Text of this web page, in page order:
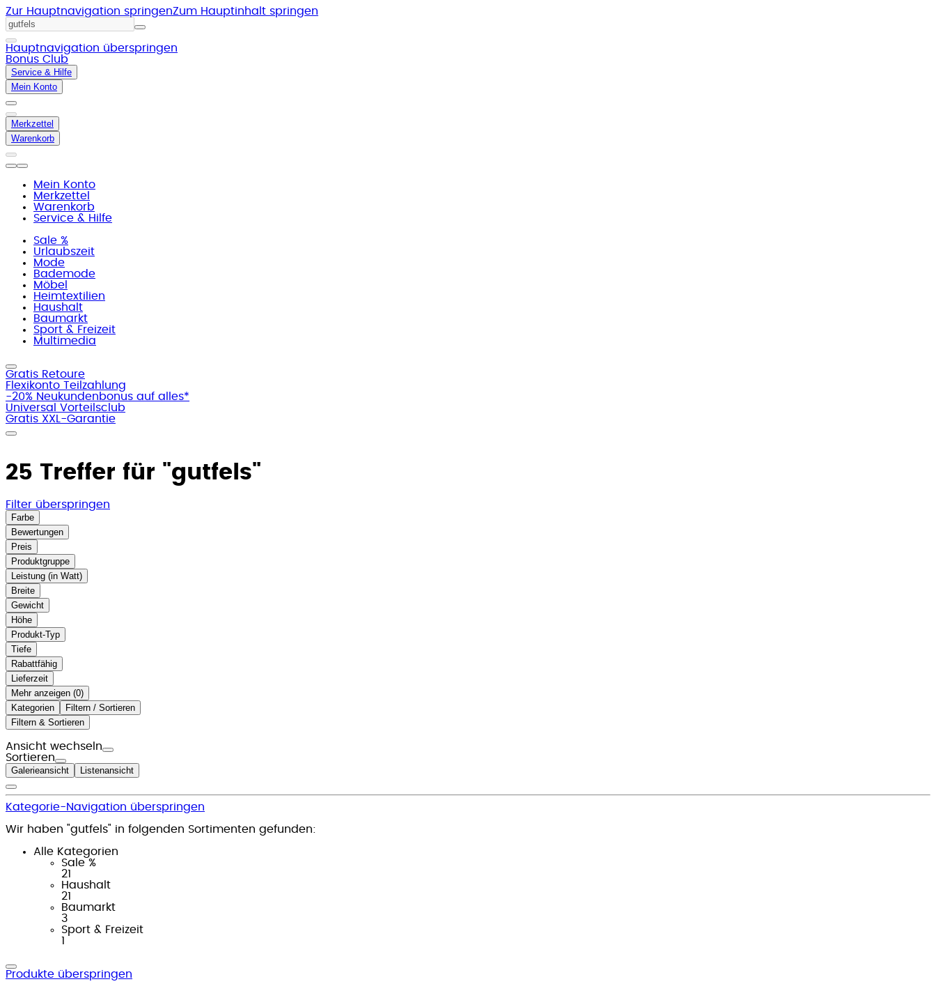
Zur Hauptnavigation springenZum Hauptinhalt springen
Hauptnavigation überspringen
Bonus Club
Service & Hilfe
Mein Konto
Merkzettel
Warenkorb
Mein Konto
Merkzettel
Warenkorb
Service & Hilfe
Sale %
Urlaubszeit
Mode
Bademode
Möbel
Heimtextilien
Haushalt
Baumarkt
Sport & Freizeit
Multimedia
Gratis Retoure
Flexikonto Teilzahlung
-20% Neukundenbonus auf alles*
Universal Vorteilsclub
Gratis XXL-Garantie
25 Treffer für "gutfels"
Filter überspringen
Farbe
Bewertungen
Preis
Produktgruppe
Leistung (in Watt)
Breite
Gewicht
Höhe
Produkt-Typ
Tiefe
Rabattfähig
Lieferzeit
Mehr anzeigen ( )
Kategorien
Filtern / Sortieren
Filtern & Sortieren
Ansicht wechseln
Sortieren
Galerieansicht Listenansicht
Kategorie-Navigation überspringen
Wir haben "gutfels" in folgenden Sortimenten gefunden:
Alle Kategorien
Sale %
21
Haushalt
21
Baumarkt
3
Sport & Freizeit
1
Produkte überspringen